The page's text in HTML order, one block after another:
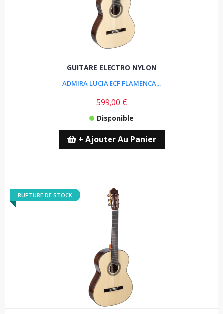
GUITARE ELECTRO NYLON
ADMIRA LUCIA ECF FLAMENCA...
599,00 €
Disponible
+ Ajouter Au Panier
RUPTURE DE STOCK